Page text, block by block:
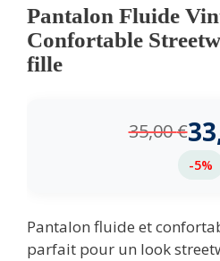
Pantalon Fluide
Confortable
fille
35,00€
-5%
Pantalon fluide et
parfait pour un look